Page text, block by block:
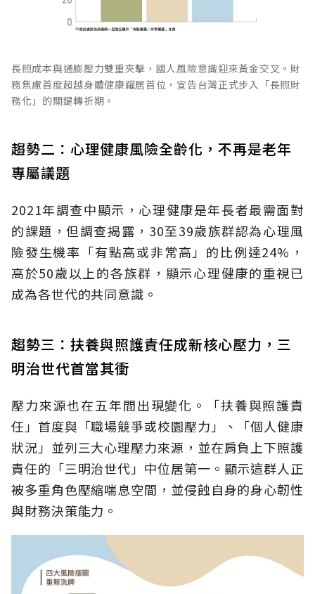
長照成本與通膨壓力雙重夾擊，國人風險意識迎來黃金交叉。財
務焦慮首度超越身體健康躍居首位，宣告台灣正式步入「長照財
務化」的關鍵轉折期。
趨勢二：心理健康風險全齡化，不再是老年
專屬議題
2021年調查中顯示，心理健康是年長者最需面對
的課題，但調查揭露，30至39歲族群認為心理風
險發生機率「有點高或非常高」的比例達24%，
高於50歲以上的各族群，顯示心理健康的重視已
成為各世代的共同意識。
趨勢三：扶養與照護責任成新核心壓力，三
明治世代首當其衝
壓力來源也在五年間出現變化。「扶養與照護責
任」首度與「職場競爭或校園壓力」、「個人健康
狀況」並列三大心理壓力來源，並在肩負上下照護
責任的「三明治世代」中位居第一。顯示這群人正
被多重角色壓縮喘息空間，並侵蝕自身的身心韌性
與財務決策能力。